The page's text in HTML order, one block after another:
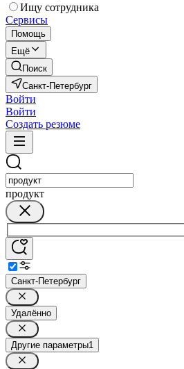
Ищу сотрудника
Сервисы
Помощь
Ещё
Поиск
Санкт-Петербург
Войти
Войти
Создать резюме
продукт
Санкт-Петербург
Удалённо
Другие параметры1